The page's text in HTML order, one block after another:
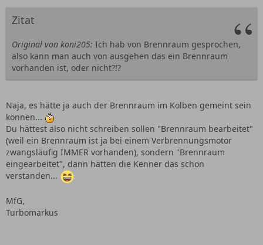
Zitat
Original von koni205: Ich hab von Brennraum gesprochen,
also kann man auch von ausgehen das ein Brennraum
vorhanden ist, oder nicht?!?
Naja, es hätte ja auch der Brennraum im Kolben gemeint sein
können...
Du hättest also nicht schreiben sollen "Brennraum bearbeitet"
(weil ein Brennraum ist ja bei einem Verbrennungsmotor
zwangsläufig IMMER vorhanden), sondern "Brennraum
eingearbeitet", dann hätten die Kenner das schon
verstanden...
MfG,
Turbomarkus